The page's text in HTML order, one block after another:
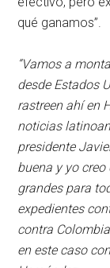
qué ganamos”.
“Vamos a
desde Estados
rastreen ahí en
noticias
presidente
buena y yo
grandes para
expedientes
contra
en este caso